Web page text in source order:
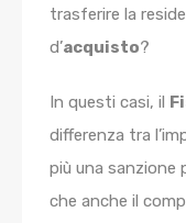
trasferire la
d’acquisto?
In questi casi, il
differenza tra
più una sanzione
che anche il